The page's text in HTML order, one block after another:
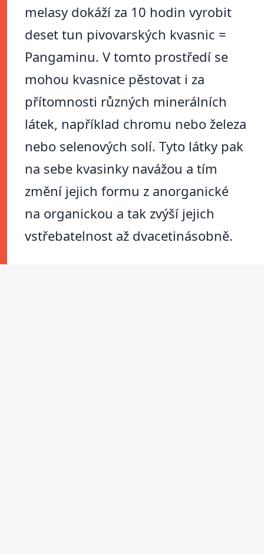
melasy dokáží za 10 hodin vyrobit
deset tun pivovarských kvasnic =
Pangaminu. V tomto prostředí se
mohou kvasnice pěstovat i za
přítomnosti různých minerálních
látek, například chromu nebo železa
nebo selenových solí. Tyto látky pak
na sebe kvasinky navážou a tím
změní jejich formu z anorganické
na organickou a tak zvýší jejich
vstřebatelnost až dvacetinásobně.